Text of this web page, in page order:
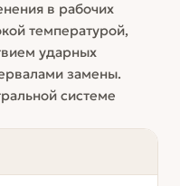
в рабочих
температурой,
ударных
замены.
системе